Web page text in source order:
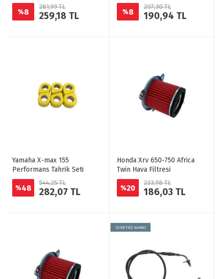
%8
281,99 TL
259,18 TL %8
207,30 TL
190,94 TL
Yamaha X-max 155
Performans Tahrik Seti
%48
544,25 TL
282,07 TL
Honda Xrv 650-750 Africa
Twin Hava Filtresi
%20
233,98 TL
186,03 TL
ÜCRETSİZ KARGO